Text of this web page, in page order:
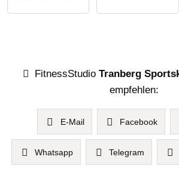
FitnessStudio Tranberg
empfehlen:
E-Mail Facebook
Whatsapp Telegram